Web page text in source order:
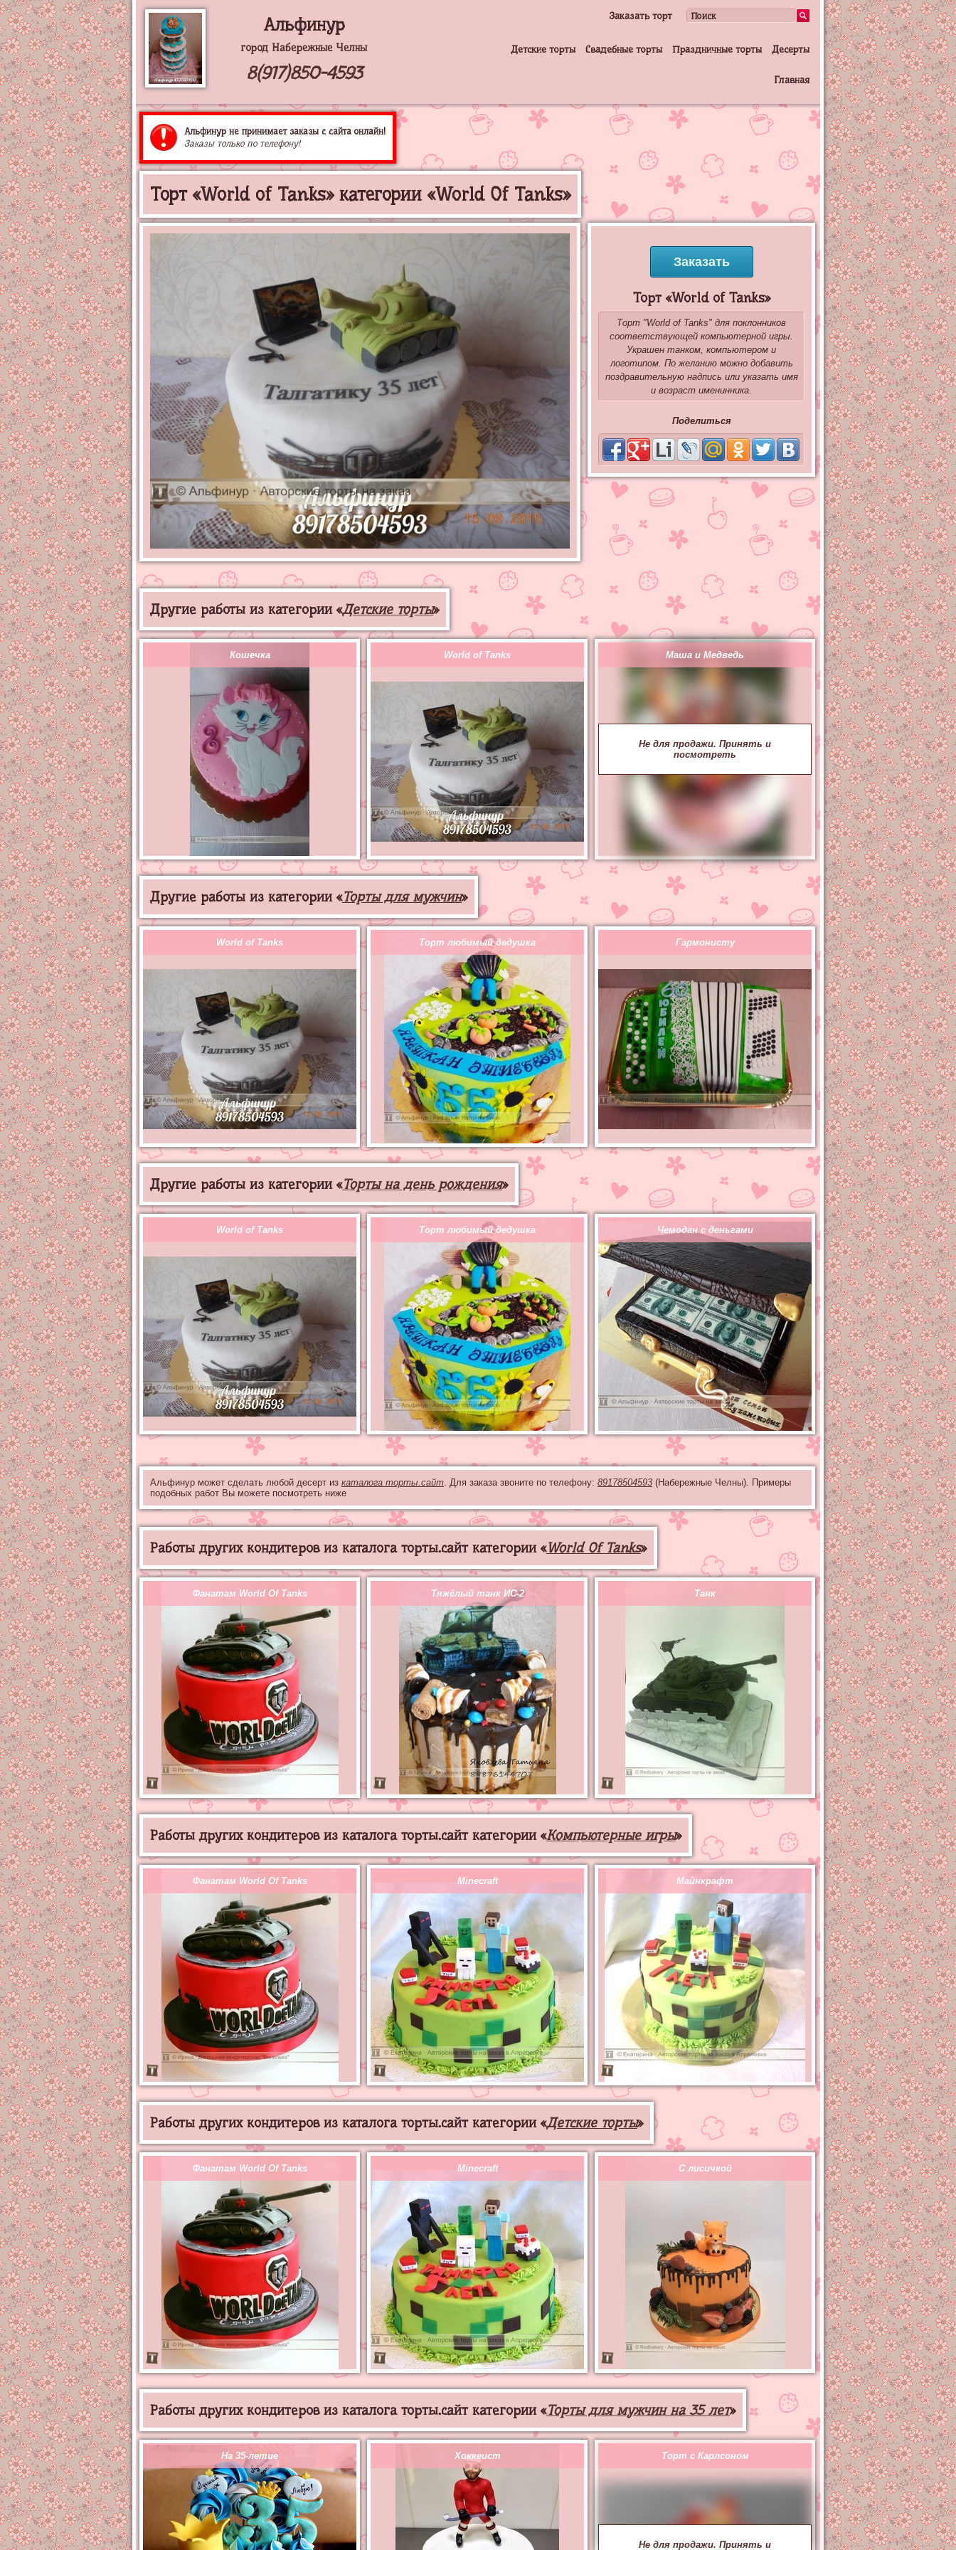
Альфинур
город Набережные Челны
8(917)850-4593
Заказать торт
Детские торты Свадебные торты Праздничные торты Десерты
Главная
Альфинур не принимает заказы с сайта онлайн!
Заказы только по телефону!
Торт «World of Tanks» категории «World Of Tanks»
Заказать
Торт «World of Tanks»
Торт "World of Tanks" для поклонников
соответствующей компьютерной игры.
Украшен танком, компьютером и
логотипом. По желанию можно добавить
поздравительную надпись или указать имя
и возраст именинника.
Поделиться
Другие работы из категории «Детские торты»
Кошечка World of Tanks Маша и Медведь
Не для продажи. Принять и
посмотреть
Другие работы из категории «Торты для мужчин»
World of Tanks Торт любимый дедушка Гармонисту
Другие работы из категории «Торты на день рождения»
World of Tanks Торт любимый дедушка Чемодан с деньгами
Альфинур может сделать любой десерт из каталога торты.сайт . Для заказа звоните по телефону: 89178504593 (Набережные Челны). Примеры
подобных работ Вы можете посмотреть ниже
Работы других кондитеров из каталога торты.сайт категории «World Of Tanks»
Фанатам World Of Tanks Тяжёлый танк ИС-2 Танк
Работы других кондитеров из каталога торты.сайт категории «Компьютерные игры»
Фанатам World Of Tanks Minecraft Майнкрафт
Работы других кондитеров из каталога торты.сайт категории «Детские торты»
Фанатам World Of Tanks Minecraft С лисичкой
Работы других кондитеров из каталога торты.сайт категории «Торты для мужчин на 35 лет»
На 35-летие Хоккеист Торт с Карлсоном
Не для продажи. Принять и